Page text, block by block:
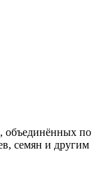
объединённых по
семян и другим